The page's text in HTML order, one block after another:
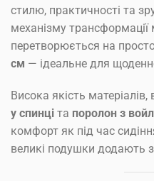
стилю, практичності та
механізму
перетворюється на
см — ідеальне для
Висока якість
у спинці та поролон з
комфорт як під час
великі подушки додають